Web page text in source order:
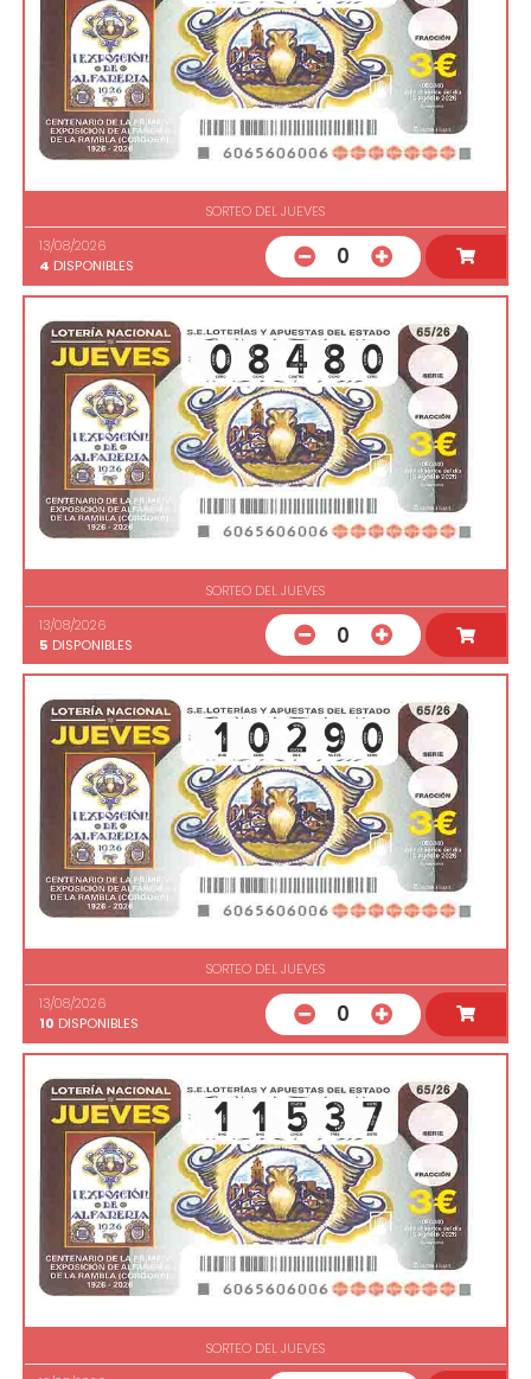
SORTEO DEL JUEVES
13/08/2026
4 DISPONIBLES 0
SORTEO DEL JUEVES
13/08/2026
5 DISPONIBLES 0
SORTEO DEL JUEVES
13/08/2026
10 DISPONIBLES 0
SORTEO DEL JUEVES